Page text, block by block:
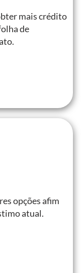
mais crédito
de
opções afim
atual.